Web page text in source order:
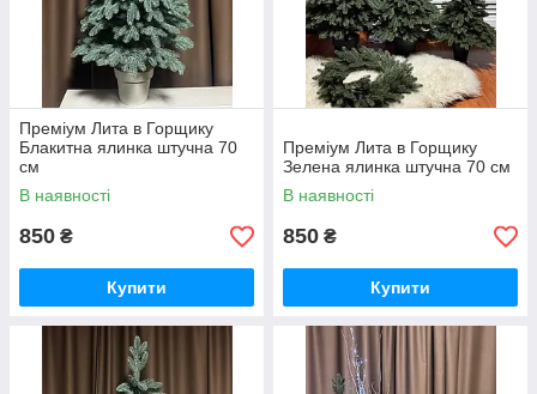
Преміум Лита в Горщику
Блакитна ялинка штучна 70
см
В наявності
850 ₴
Купити
Преміум Лита в Горщику
Зелена ялинка штучна 70 см
В наявності
850 ₴
Купити